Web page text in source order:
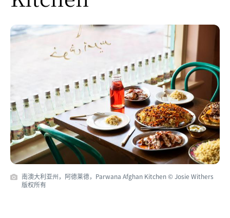
南澳大利亚州，阿德莱德，Parwana Afghan Kitchen © Josie Withers
版权所有